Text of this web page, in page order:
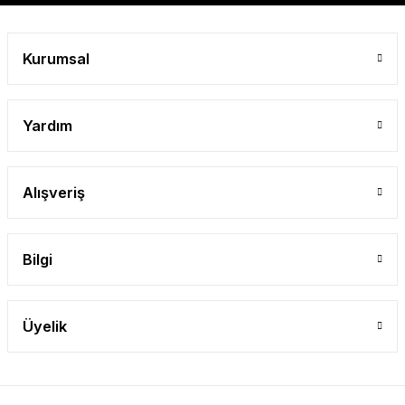
Kurumsal
Yardım
Alışveriş
Bilgi
Üyelik